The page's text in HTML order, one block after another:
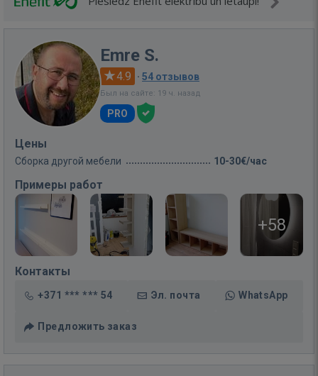
Emre S.
4.9 · 54 отзывов
Был на сайте: 19 ч. назад
PRO
Цены
Сборка другой мебели 10-30€/час
Примеры работ
+58
Контакты
+371 *** *** 54 Эл. почта WhatsApp
Предложить заказ